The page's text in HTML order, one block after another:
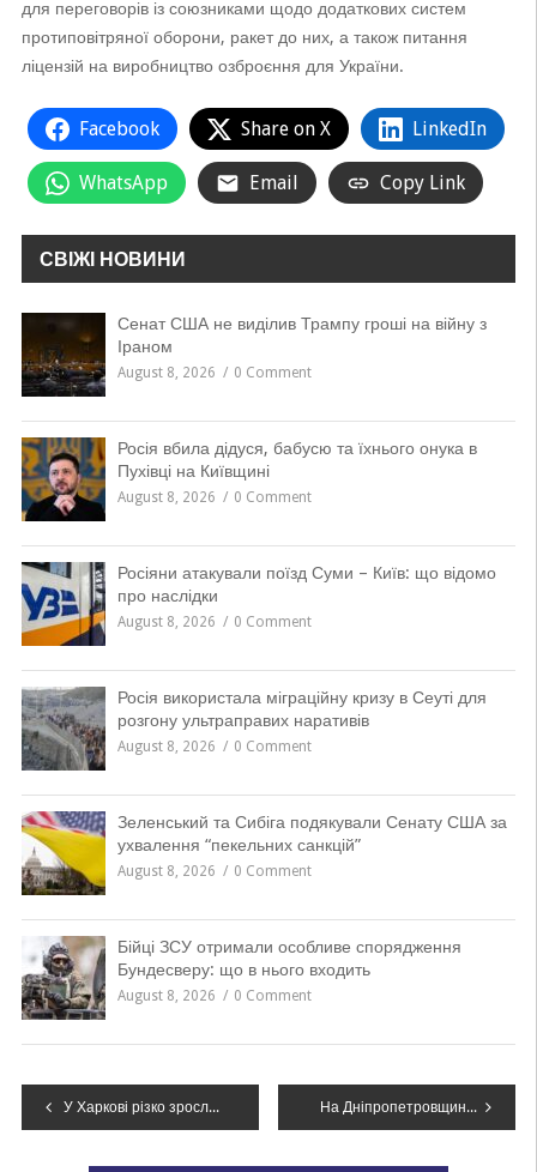
для переговорів із союзниками щодо додаткових систем
протиповітряної оборони, ракет до них, а також питання
ліцензій на виробництво озброєння для України.
Facebook Share on X LinkedIn
WhatsApp Email Copy Link
СВІЖІ НОВИНИ
Сенат США не виділив Трампу гроші на війну з
Іраном
August 8, 2026 0 Comment
Росія вбила дідуся, бабусю та їхнього онука в
Пухівці на Київщині
August 8, 2026 0 Comment
Росіяни атакували поїзд Суми – Київ: що відомо
про наслідки
August 8, 2026 0 Comment
Росія використала міграційну кризу в Сеуті для
розгону ультраправих наративів
August 8, 2026 0 Comment
Зеленський та Сибіга подякували Сенату США за
ухвалення “пекельних санкцій”
August 8, 2026 0 Comment
Бійці ЗСУ отримали особливе спорядження
Бундесверу: що в нього входить
August 8, 2026 0 Comment
Навігація
У Харкові різко зросла кількість поранених після удару РФ На Дніпропетровщині судитимуть посадовця держпідприємства, який намагався відкупитися від кримінальної справи за $50 тисяч